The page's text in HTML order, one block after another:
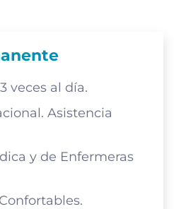
veces al día.
Asistencia
y de Enfermeras